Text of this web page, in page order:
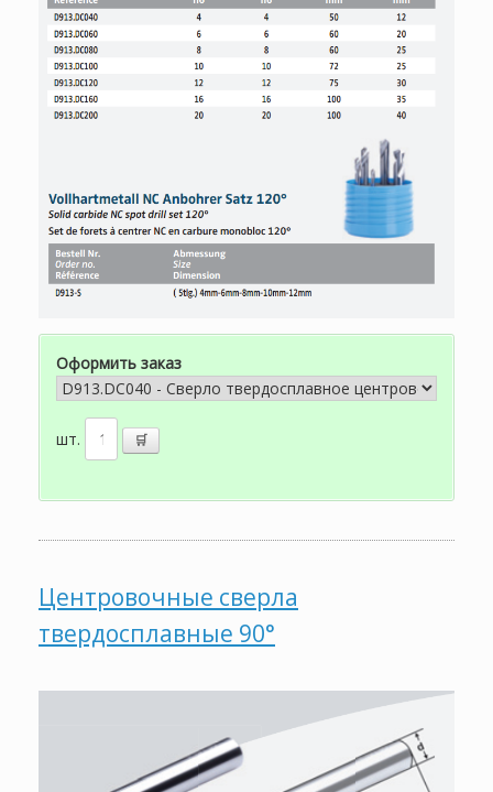
Оформить заказ
шт.
Центровочные сверла
твердосплавные 90°